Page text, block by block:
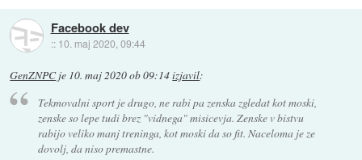
Facebook dev
:: 10. maj 2020, 09:44
GenZNPCje 10. maj 2020 ob 09:14izjavil:
Tekmovalni sport je drugo, ne rabi pa zenska zgledat kot moski,
zenske so lepe tudi brez "vidnega" misicevja. Zenske v bistvu
rabijo veliko manj treninga, kot moski da so fit. Naceloma je ze
dovolj, da niso premastne.